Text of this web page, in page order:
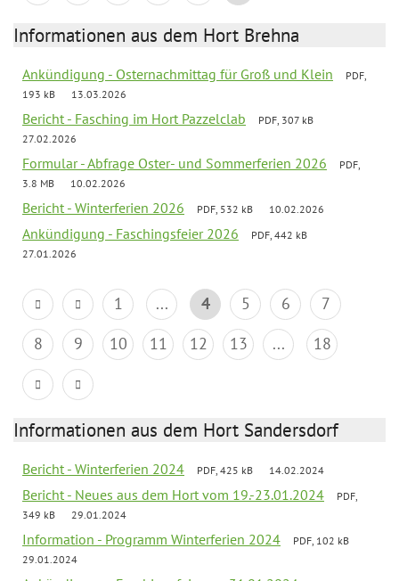
Informationen aus dem Hort Brehna
Ankündigung - Osternachmittag für Groß und Klein
PDF,
193 kB
13.03.2026
Bericht - Fasching im Hort Pazzelclab
PDF, 307 kB
27.02.2026
Formular - Abfrage Oster- und Sommerferien 2026
PDF,
3.8 MB
10.02.2026
Bericht - Winterferien 2026 PDF, 532 kB 10.02.2026
Ankündigung - Faschingsfeier 2026
PDF, 442 kB
27.01.2026
1 ... 4 5 6
7
8
9 10 11 12 13 ... 18
Informationen aus dem Hort Sandersdorf
Bericht - Winterferien 2024 PDF, 425 kB 14.02.2024
Bericht - Neues aus dem Hort vom 19.-23.01.2024
PDF,
349 kB
29.01.2024
Information - Programm Winterferien 2024
PDF, 102 kB
29.01.2024